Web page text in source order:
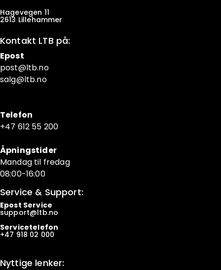
Hagevegen 11
2613 Lillehammer
Kontakt LTB på:
Epost
post@ltb.no
salg@ltb.no
Telefon
+47 612 55 200
Åpningstider
Mandag til fredag
08:00-16:00
Service & Support:
Epost Service
support@ltb.no
Servicetelefon
+47 918 02 000
Nyttige lenker: